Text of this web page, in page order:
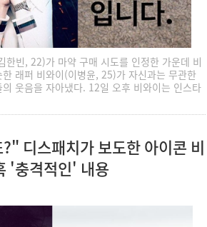
한빈, 22)가 마약 구매 시도를 인정한 가운데 비
래퍼 비와이(이병윤, 25)가 자신과는 무관한
웃음을 자아냈다. 12일 오후 비와이는 인스타
디스패치가 보도한 아이콘 비
'충격적인' 내용